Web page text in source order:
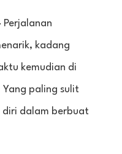
Perjalanan
kadang
kemudian di
Yang paling sulit
diri dalam berbuat